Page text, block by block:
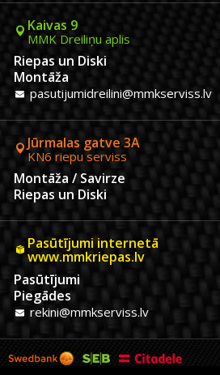
Kaivas 9
MMK Dreiliņu aplis
Riepas un Diski
Montāža
pasutijumidreilini@mmkserviss.lv
Jūrmalas gatve 3A
KN6 riepu serviss
Montāža / Savirze
Riepas un Diski
Pasūtījumi internetā
www.mmkriepas.lv
Pasūtījumi
Piegādes
rekini@mmkserviss.lv